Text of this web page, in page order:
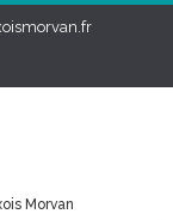
Morvan